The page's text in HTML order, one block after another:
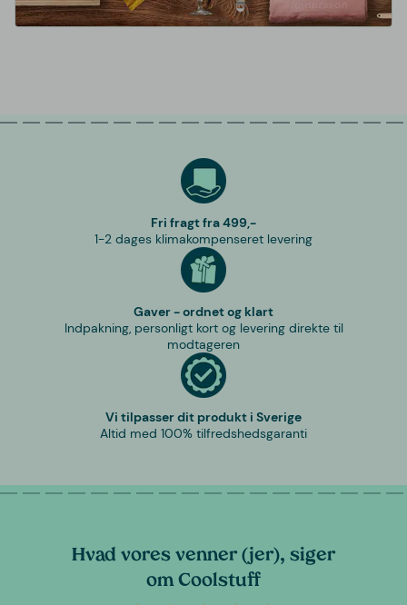
Fri fragt fra 499,-
1-2 dages klimakompenseret levering
Gaver - ordnet og klart
Indpakning, personligt kort og levering direkte til
modtageren
Vi tilpasser dit produkt i Sverige
Altid med 100% tilfredshedsgaranti
Hvad vores venner (jer), siger
om Coolstuff